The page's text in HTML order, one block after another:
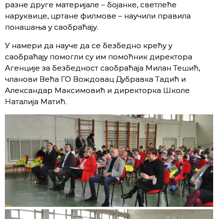
разне друге материјале – бојанке, светлеће
наруквице, цртане филмове – научили правила
понашања у саобраћају.
У намери да науче да се безбедно крећу у
саобраћају помогли су им помоћник директора
Агенције за безбедност саобраћаја Милан Тешић,
чланови Већа ГО Вождовац Дубравка Тадић и
Александар Максимовић и директорка Школе
Наталија Матић.